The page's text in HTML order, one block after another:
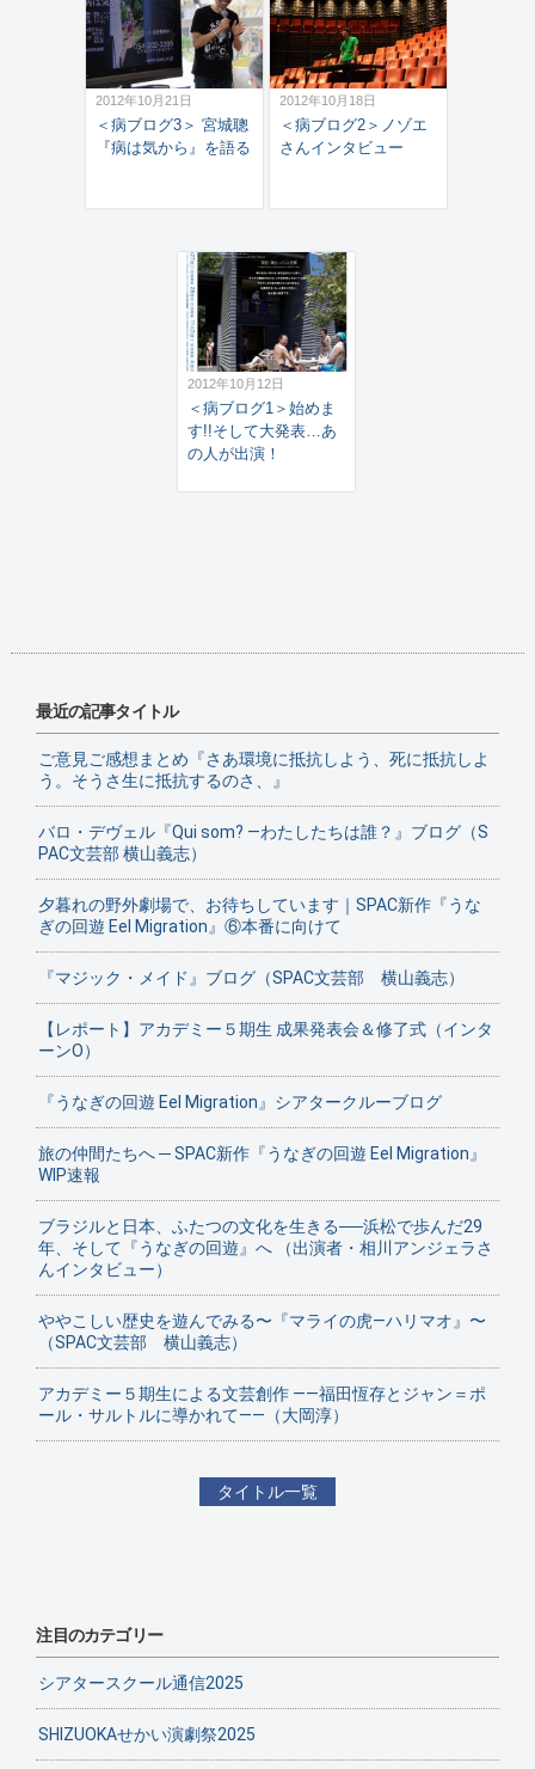
2012年10月21日
＜病ブログ3＞ 宮城聰
『病は気から』を語る
2012年10月18日
＜病ブログ2＞ノゾエ
さんインタビュー
2012年10月12日
＜病ブログ1＞始めま
す!!そして大発表…あ
の人が出演！
最近の記事タイトル
ご意見ご感想まとめ『さあ環境に抵抗しよう、死に抵抗しよ
う。そうさ生に抵抗するのさ、』
バロ・デヴェル『Qui som? ―わたしたちは誰？』ブログ（S
PAC文芸部 横山義志）
夕暮れの野外劇場で、お待ちしています｜SPAC新作『うな
ぎの回遊 Eel Migration』⑥本番に向けて
『マジック・メイド』ブログ（SPAC文芸部 横山義志）
【レポート】アカデミー５期生 成果発表会＆修了式（インタ
ーンO）
『うなぎの回遊 Eel Migration』シアタークルーブログ
旅の仲間たちへ ─ SPAC新作『うなぎの回遊 Eel Migration』
WIP速報
ブラジルと日本、ふたつの文化を生きる──浜松で歩んだ29
年、そして『うなぎの回遊』へ （出演者・相川アンジェラさ
んインタビュー）
ややこしい歴史を遊んでみる〜『マライの虎—ハリマオ』〜
（SPAC文芸部 横山義志）
アカデミー５期生による文芸創作 ——福田恆存とジャン＝ポ
ール・サルトルに導かれて——（大岡淳）
タイトル一覧
注目のカテゴリー
シアタースクール通信2025
SHIZUOKAせかい演劇祭2025